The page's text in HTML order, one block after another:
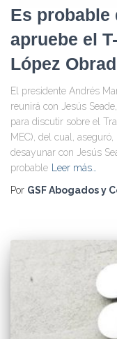
Es probable
apruebe el
López
El presidente Andrés
reunirá con Jesús
para discutir sobre el
MEC), del cual,
desayunar con Jesús
probable Leer más…
Por GSF Abogados y